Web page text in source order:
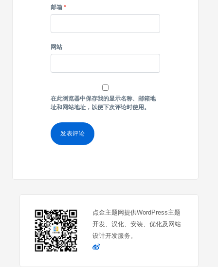
邮箱 *
网站
在此浏览器中保存我的显示名称、邮箱地
址和网站地址，以便下次评论时使用。
点金主题网提供WordPress主题
开发、汉化、安装、优化及网站
设计开发服务。